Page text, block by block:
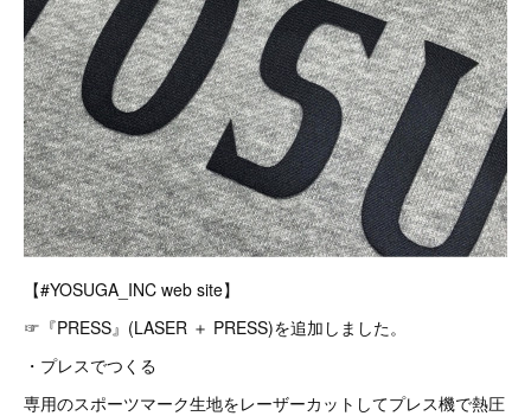
【#YOSUGA_INC web site】
☞『PRESS』(LASER ＋ PRESS)を追加しました。
・プレスでつくる
専用のスポーツマーク生地をレーザーカットしてプレス機で熱圧